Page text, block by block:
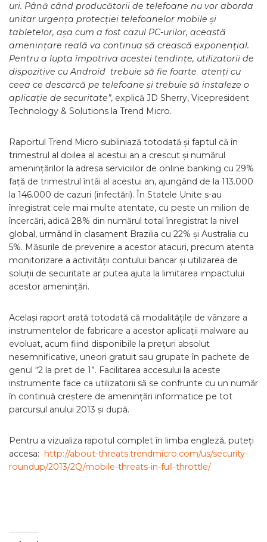
uri. Până când producătorii de telefoane nu vor aborda
unitar urgența protecției telefoanelor mobile și
tabletelor, așa cum a fost cazul PC-urilor, această
amenințare reală va continua să crească exponențial.
Pentru a lupta împotriva acestei tendințe, utilizatorii de
dispozitive cu Android trebuie să fie foarte atenți cu
ceea ce descarcă pe telefoane și trebuie să instaleze o
aplicație de securitate”, explică JD Sherry, Vicepresident
Technology & Solutions la Trend Micro.
Raportul Trend Micro subliniază totodată și faptul că în
trimestrul al doilea al acestui an a crescut și numărul
amenințărilor la adresa serviciilor de online banking cu 29%
față de trimestrul întâi al acestui an, ajungând de la 113.000
la 146.000 de cazuri (infectări). În Statele Unite s-au
înregistrat cele mai multe atentate, cu peste un milion de
încercări, adică 28% din numărul total înregistrat la nivel
global, urmând în clasament Brazilia cu 22% și Australia cu
5%. Măsurile de prevenire a acestor atacuri, precum atenta
monitorizare a activității contului bancar și utilizarea de
soluții de securitate ar putea ajuta la limitarea impactului
acestor amenințări.
Același raport arată totodată că modalitățile de vânzare a
instrumentelor de fabricare a acestor aplicații malware au
evoluat, acum fiind disponibile la prețuri absolut
nesemnificative, uneori gratuit sau grupate în pachete de
genul “2 la pret de 1”. Facilitarea accesului la aceste
instrumente face ca utilizatorii să se confrunte cu un număr
în continuă creștere de amenințări informatice pe tot
parcursul anului 2013 și după.
Pentru a vizualiza rapotul complet în limba engleză, puteți
accesa: http://about-threats.trendmicro.com/us/security-
roundup/2013/2Q/mobile-threats-in-full-throttle/